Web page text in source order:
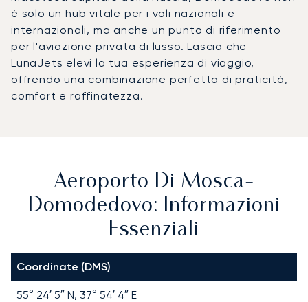
è solo un hub vitale per i voli nazionali e
internazionali, ma anche un punto di riferimento
per l'aviazione privata di lusso. Lascia che
LunaJets elevi la tua esperienza di viaggio,
offrendo una combinazione perfetta di praticità,
comfort e raffinatezza.
Aeroporto Di Mosca-
Domodedovo: Informazioni
Essenziali
Coordinate (DMS)
55° 24′ 5″ N, 37° 54′ 4″ E